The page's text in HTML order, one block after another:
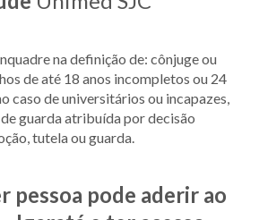
na definição de: cônjuge ou
de até 18 anos incompletos ou 24
caso de universitários ou incapazes,
guarda atribuída por decisão
tutela ou guarda.
pessoa pode aderir ao